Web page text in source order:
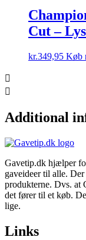
Cut –
kr.349,95 Køb
Additional
Gavetip.dk hjælper
gaveideer til alle.
produkterne. Dvs. at
det fører til et køb.
lige.
Links